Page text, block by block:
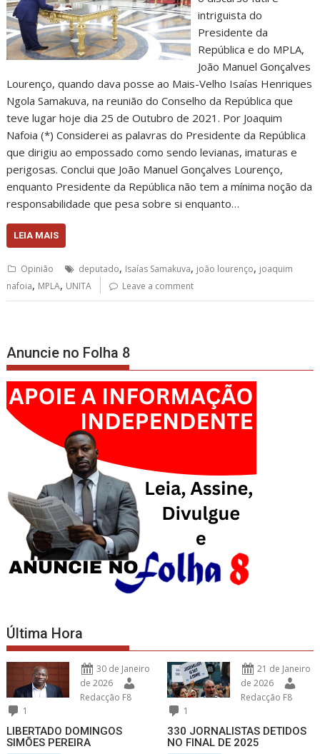
intriguista do
Presidente da
República e do MPLA,
João Manuel Gonçalves
Lourenço, quando dava posse ao Mais-Velho Isaías Henriques
Ngola Samakuva, na reunião do Conselho da República que
teve lugar hoje dia 25 de Outubro de 2021. Por Joaquim
Nafoia (*) Considerei as palavras do Presidente da República
que dirigiu ao empossado como sendo levianas, imaturas e
perigosas. Conclui que João Manuel Gonçalves Lourenço,
enquanto Presidente da República não tem a mínima noção da
responsabilidade que pesa sobre si enquanto…
LEIA MAIS
Opinião deputado, Isaías Samakuva, joão lourenço, joaquim
nafoia, MPLA, UNITA Leave a comment
Anuncie no Folha 8
Última Hora
30 de Janeiro
de 2026
Redacção F8
1
LIBERTADO DOMINGOS
SIMÕES PEREIRA
21 de Janeiro
de 2026
Redacção F8
1
330 JORNALISTAS DETIDOS
NO FINAL DE 2025